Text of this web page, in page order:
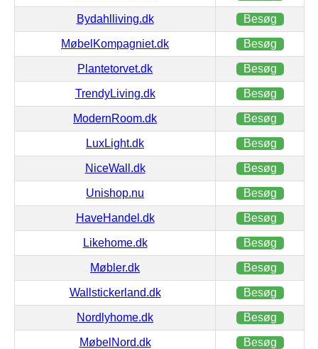
Bydahlliving.dk Besøg
MøbelKompagniet.dk Besøg
Plantetorvet.dk Besøg
TrendyLiving.dk Besøg
ModernRoom.dk Besøg
LuxLight.dk Besøg
NiceWall.dk Besøg
Unishop.nu Besøg
HaveHandel.dk Besøg
Likehome.dk Besøg
Møbler.dk Besøg
Wallstickerland.dk Besøg
Nordlyhome.dk Besøg
MøbelNord.dk Besøg